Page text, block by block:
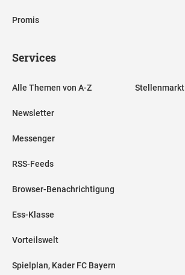
Promis
Services
Alle Themen von A-Z
Newsletter
Messenger
RSS-Feeds
Browser-Benachrichtigung
Ess-Klasse
Vorteilswelt
Spielplan, Kader FC Bayern
Stellenmarkt